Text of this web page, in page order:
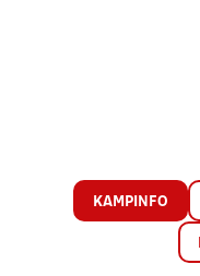
KAMPINFO